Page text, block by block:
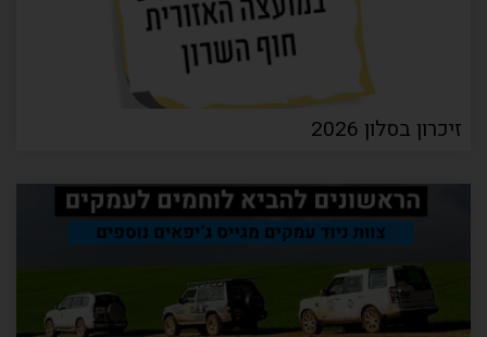
זיכרון בסלון 2026